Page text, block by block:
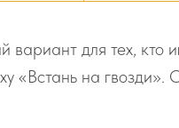
для тех,
«Встань на гвозди».